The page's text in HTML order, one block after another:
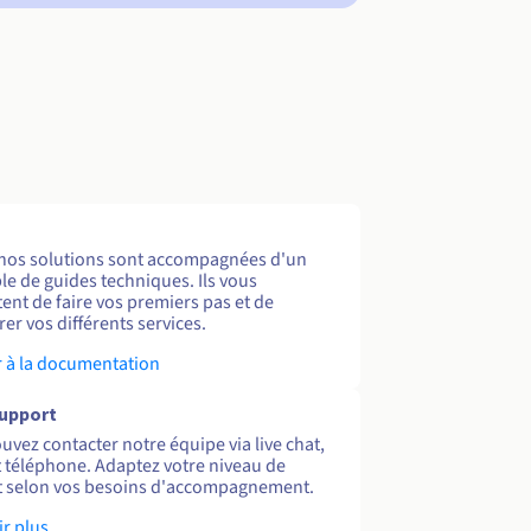
solutions sont accompagnées d'un
de guides techniques. Ils vous
de faire vos premiers pas et de
vos différents services.
à la documentation
contacter notre équipe via live chat,
Adaptez votre niveau de
vos besoins d'accompagnement.